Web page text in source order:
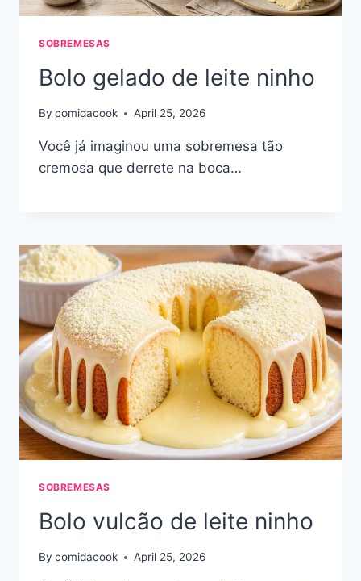
SOBREMESAS
Bolo gelado de leite ninho
By comidacook April 25, 2026
Você já imaginou uma sobremesa tão
cremosa que derrete na boca…
SOBREMESAS
Bolo vulcão de leite ninho
By comidacook April 25, 2026